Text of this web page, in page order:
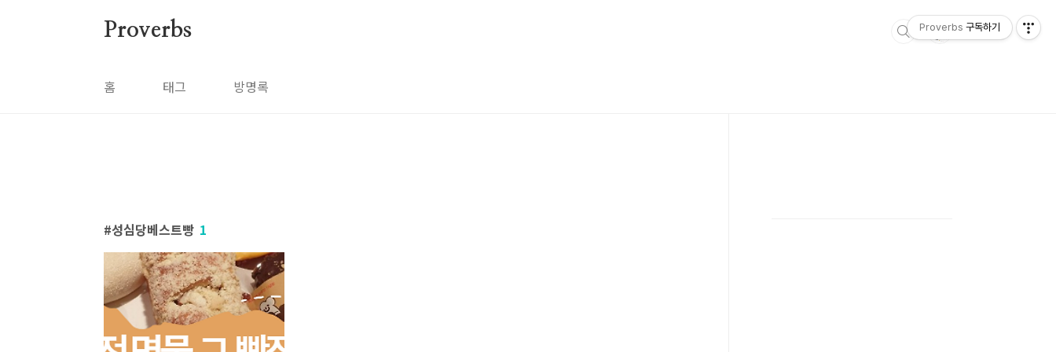
Proverbs
홈 태그 방명록
성심당베스트빵 1
Proverbs 구독하기